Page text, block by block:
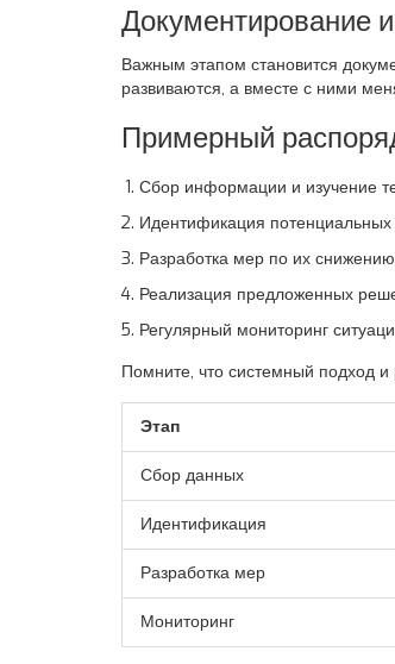
Документирование
Важным этапом становится
развиваются, а вместе с ними
Примерный
Сбор информации и изучение
Идентификация потенциальных
Разработка мер по их
Реализация предложенных
Регулярный мониторинг
Помните, что системный подход
Этап
Сбор данных
Идентификация
Разработка мер
Мониторинг